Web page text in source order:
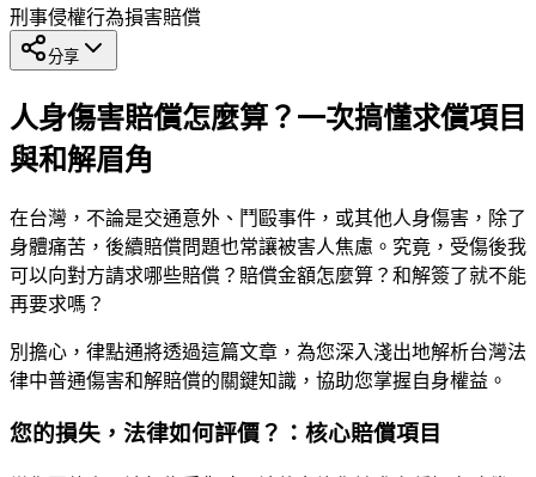
刑事侵權行為損害賠償
分享
人身傷害賠償怎麼算？一次搞懂求償項目
與和解眉角
在台灣，不論是交通意外、鬥毆事件，或其他人身傷害，除了
身體痛苦，後續賠償問題也常讓被害人焦慮。究竟，受傷後我
可以向對方請求哪些賠償？賠償金額怎麼算？和解簽了就不能
再要求嗎？
別擔心，律點通將透過這篇文章，為您深入淺出地解析台灣法
律中普通傷害和解賠償的關鍵知識，協助您掌握自身權益。
您的損失，法律如何評價？：核心賠償項目